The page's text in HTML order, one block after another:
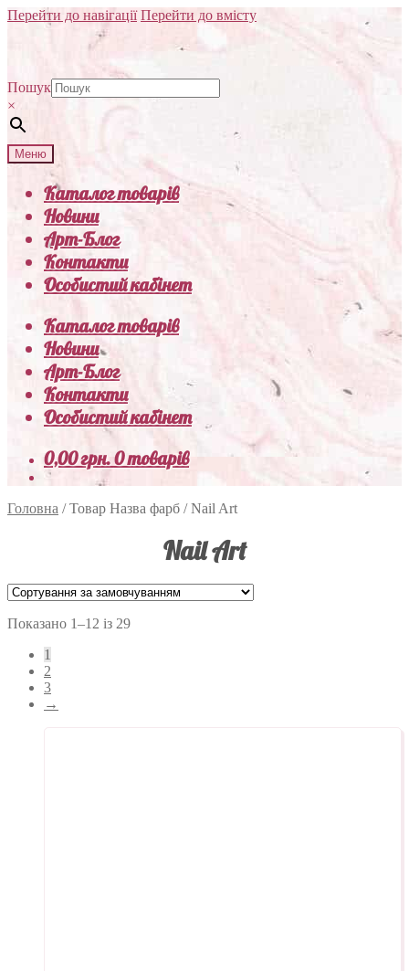
Перейти до навігації Перейти до вмісту
Пошук
×
Меню
Каталог товарів
Новини
Арт-Блог
Контакти
Особистий кабінет
Каталог товарів
Новини
Арт-Блог
Контакти
Особистий кабінет
0,00грн.0 товарів
Головна /Товар Назва фарб /Nail Art
Nail Art
Показано 1–12 із 29
1
2
3
→